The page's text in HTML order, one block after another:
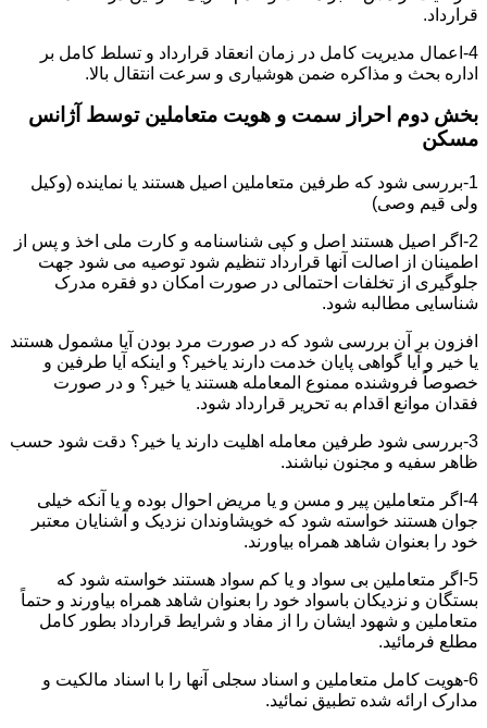
قرارداد.
4-اعمال مدیریت کامل در زمان انعقاد قرارداد و تسلط کامل بر
اداره بحث و مذاکره ضمن هوشیاری و سرعت انتقال بالا.
بخش دوم احراز سمت و هویت متعاملین توسط آژانس
مسکن
1-بررسی شود که طرفین متعاملین اصیل هستند یا نماینده (وکیل
ولی قیم وصی)
2-اگر اصیل هستند اصل و کپی شناسنامه و کارت ملی اخذ و پس از
اطمینان از اصالت آنها قرارداد تنظیم شود توصیه می شود جهت
جلوگیری از تخلفات احتمالی در صورت امکان دو فقره مدرک
شناسایی مطالبه شود.
افزون بر آن بررسی شود که در صورت مرد بودن آیا مشمول هستند
یا خیر و آیا گواهی پایان خدمت دارند یاخیر؟ و اینکه آیا طرفین و
خصوصاً فروشنده ممنوع المعامله هستند یا خیر؟ و در صورت
فقدان موانع اقدام به تحریر قرارداد شود.
3-بررسی شود طرفین معامله اهلیت دارند یا خیر؟ دقت شود حسب
ظاهر سفیه و مجنون نباشند.
4-اگر متعاملین پیر و مسن و یا مریض احوال بوده و یا آنکه خیلی
جوان هستند خواسته شود که خویشاوندان نزدیک و آشنایان معتبر
خود را بعنوان شاهد همراه بیاورند.
5-اگر متعاملین بی سواد و یا کم سواد هستند خواسته شود که
بستگان و نزدیکان باسواد خود را بعنوان شاهد همراه بیاورند و حتماً
متعاملین و شهود ایشان را از مفاد و شرایط قرارداد بطور کامل
مطلع فرمائید.
6-هویت کامل متعاملین و اسناد سجلی آنها را با اسناد مالکیت و
مدارک ارائه شده تطبیق نمائید.